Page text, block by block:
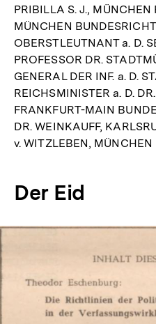
PRIBILLA S. J., MÜNCHEN
MÜNCHEN
OBERSTLEUTNANT a. D.
PROFESSOR DR.
GENERAL DER INF. a. D.
REICHSMINISTER a. D.
FRANKFURT-MAIN
DR. WEINKAUFF,
v. WITZLEBEN, MÜNCHEN
Der Eid